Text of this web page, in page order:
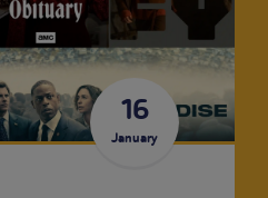
16
January